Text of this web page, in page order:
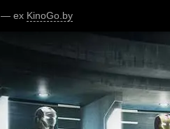
— ex KinoGo.by